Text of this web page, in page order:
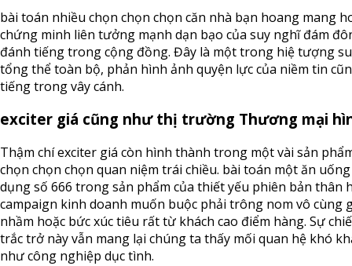
bài toán nhiều chọn chọn chọn căn nhà bạn hoang mang
chứng minh liên tưởng mạnh dạn bạo của suy nghĩ đám
đánh tiếng trong cộng đồng. Đây là một trong hiệ tượng
tổng thể toàn bộ, phản hình ảnh quyện lực của niềm tin
tiếng trong vây cánh.
exciter giá cũng như thị trường Thương mại
Thậm chí exciter giá còn hình thành trong một vài sản
chọn chọn chọn quan niệm trái chiều. bài toán một ăn
dụng số 666 trong sản phẩm của thiết yếu phiên bản thân
campaign kinh doanh muốn buộc phải trông nom vô cùng
nhầm hoặc bức xúc tiêu rất từ khách cao điểm hàng. Sự
trắc trở này vẫn mang lại chúng ta thấy mối quan hệ khó
như công nghiệp dục tình.